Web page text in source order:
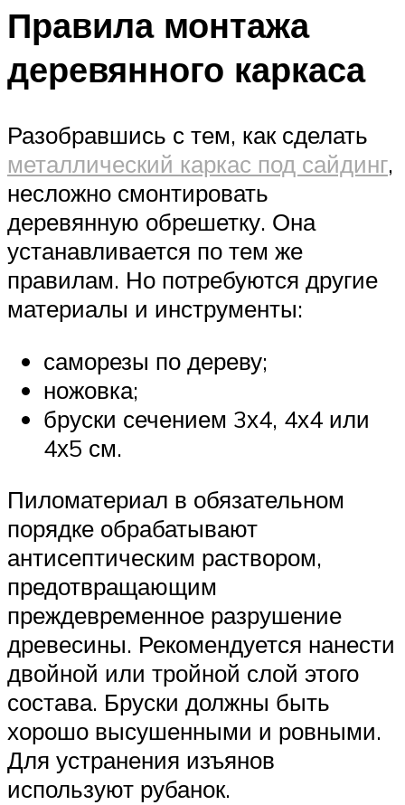
Правила монтажа
деревянного каркаса
Разобравшись с тем, как сделать
металлический каркас под сайдинг,
несложно смонтировать
деревянную обрешетку. Она
устанавливается по тем же
правилам. Но потребуются другие
материалы и инструменты:
саморезы по дереву;
ножовка;
бруски сечением 3х4, 4х4 или
4х5 см.
Пиломатериал в обязательном
порядке обрабатывают
антисептическим раствором,
предотвращающим
преждевременное разрушение
древесины. Рекомендуется нанести
двойной или тройной слой этого
состава. Бруски должны быть
хорошо высушенными и ровными.
Для устранения изъянов
используют рубанок.